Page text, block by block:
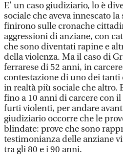
E’ un caso giudiziario, lo è
sociale che aveva innescato
finirono sulle cronache
aggressioni di anziane, con
che sono diventati rapine e
della violenza. Ma il caso di
ferrarese di 52 anni, in
contestazione di uno dei tanti
in realtà più sociale che altro.
fino a 10 anni di carcere con
furti violenti, per andare
giudiziario occorre che le
blindate: prove che sono
testimonianza delle anziane
tra gli 80 e i 90 anni.